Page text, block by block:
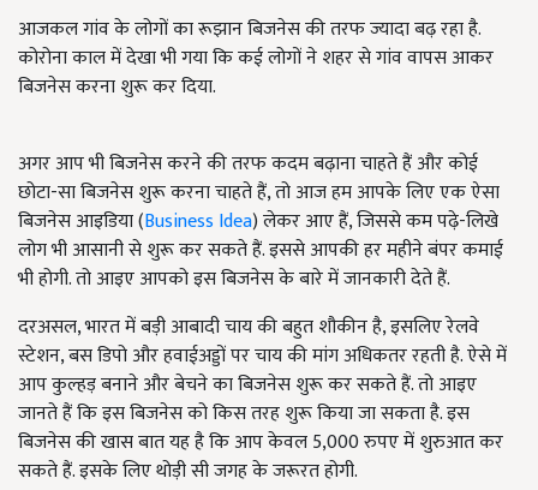
आजकल गांव के लोगों का रूझान बिजनेस की तरफ ज्यादा बढ़ रहा है.
कोरोना काल में देखा भी गया कि कई लोगों ने शहर से गांव वापस आकर
बिजनेस करना शुरू कर दिया.
अगर आप भी बिजनेस करने की तरफ कदम बढ़ाना चाहते हैं और कोई
छोटा-सा बिजनेस शुरू करना चाहते हैं, तो आज हम आपके लिए एक ऐसा
बिजनेस आइडिया (Business Idea) लेकर आए हैं, जिससे कम पढ़े-लिखे
लोग भी आसानी से शुरू कर सकते हैं. इससे आपकी हर महीने बंपर कमाई
भी होगी. तो आइए आपको इस बिजनेस के बारे में जानकारी देते हैं.
दरअसल, भारत में बड़ी आबादी चाय की बहुत शौकीन है, इसलिए रेलवे
स्टेशन, बस डिपो और हवाईअड्डों पर चाय की मांग अधिकतर रहती है. ऐसे में
आप कुल्हड़ बनाने और बेचने का बिजनेस शुरू कर सकते हैं. तो आइए
जानते हैं कि इस बिजनेस को किस तरह शुरू किया जा सकता है. इस
बिजनेस की खास बात यह है कि आप केवल 5,000 रुपए में शुरुआत कर
सकते हैं. इसके लिए थोड़ी सी जगह के जरूरत होगी.